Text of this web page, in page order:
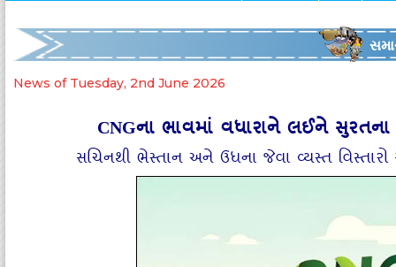
News of Tuesday, 2nd June 2026
CNGના ભાવમાં વધારાને લઈને સુરતના
સચિનથી ભેસ્તાન અને ઉધના જેવા વ્યસ્ત